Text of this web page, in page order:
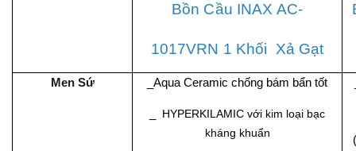
Bồn Cầu INAX AC-
1017VRN 1 Khối Xả Gạt
Men Sứ _Aqua Ceramic chống bám bẩn tốt
HYPERKILAMIC với kim loại bạc
kháng khuẩn